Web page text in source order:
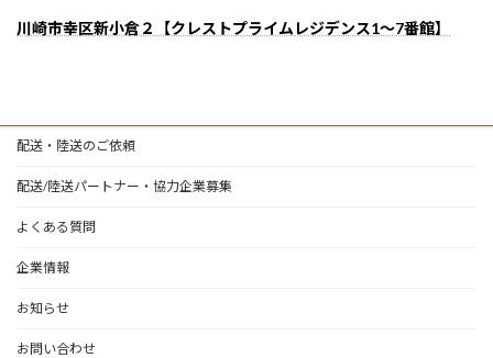
川崎市幸区新小倉２【クレストプライムレジデンス1～7番館】
配送・陸送のご依頼
配送/陸送パートナー・協力企業募集
よくある質問
企業情報
お知らせ
お問い合わせ